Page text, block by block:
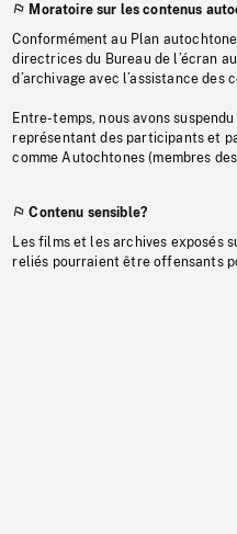
Moratoire sur les contenus
Conformément au Plan
directrices du Bureau de l’écran
d’archivage avec l’assistance
Entre-temps, nous avons
représentant des participants et
comme Autochtones (membres
Contenu sensible?
Les films et les archives exposés
reliés pourraient être offensants